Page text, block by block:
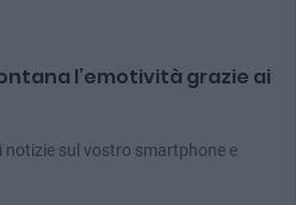
l’emotività grazie ai
notizie sul vostro smartphone e